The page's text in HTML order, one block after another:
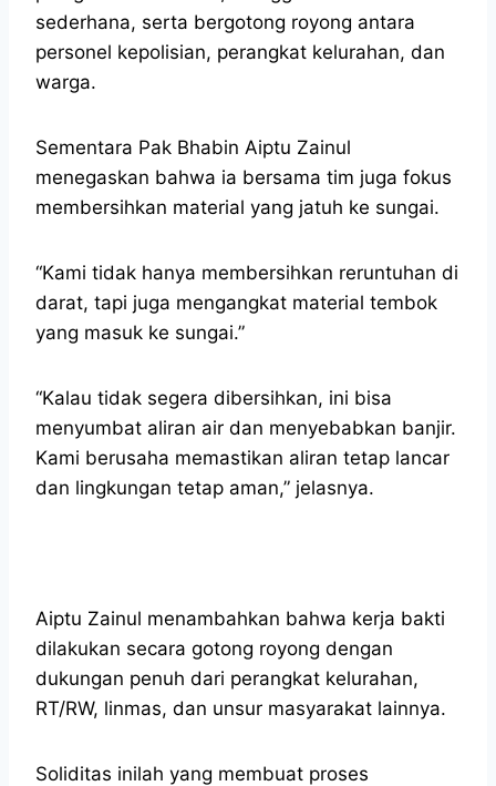
sederhana, serta bergotong royong antara
personel kepolisian, perangkat kelurahan, dan
warga.
Sementara Pak Bhabin Aiptu Zainul
menegaskan bahwa ia bersama tim juga fokus
membersihkan material yang jatuh ke sungai.
“Kami tidak hanya membersihkan reruntuhan di
darat, tapi juga mengangkat material tembok
yang masuk ke sungai.”
“Kalau tidak segera dibersihkan, ini bisa
menyumbat aliran air dan menyebabkan banjir.
Kami berusaha memastikan aliran tetap lancar
dan lingkungan tetap aman,” jelasnya.
Aiptu Zainul menambahkan bahwa kerja bakti
dilakukan secara gotong royong dengan
dukungan penuh dari perangkat kelurahan,
RT/RW, linmas, dan unsur masyarakat lainnya.
Soliditas inilah yang membuat proses